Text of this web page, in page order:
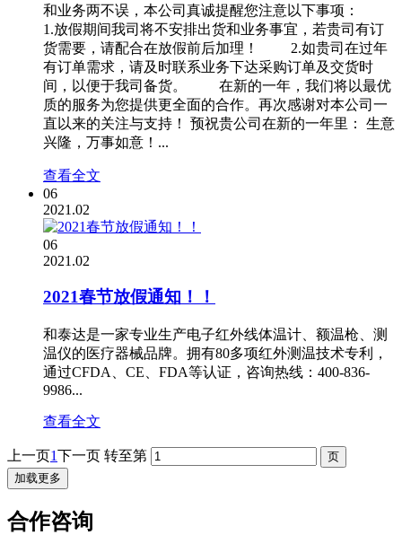
和业务两不误，本公司真诚提醒您注意以下事项：
1.放假期间我司将不安排出货和业务事宜，若贵司有订
货需要，请配合在放假前后加理！ 2.如贵司在过年
有订单需求，请及时联系业务下达采购订单及交货时
间，以便于我司备货。 在新的一年，我们将以最优
质的服务为您提供更全面的合作。再次感谢对本公司一
直以来的关注与支持！ 预祝贵公司在新的一年里： 生意
兴隆，万事如意！...
查看全文
06
2021.02
06
2021.02
2021春节放假通知！！
和泰达是一家专业生产电子红外线体温计、额温枪、测
温仪的医疗器械品牌。拥有80多项红外测温技术专利，
通过CFDA、CE、FDA等认证，咨询热线：400-836-
9986...
查看全文
上一页1下一页 转至第
加载更多
合作咨询